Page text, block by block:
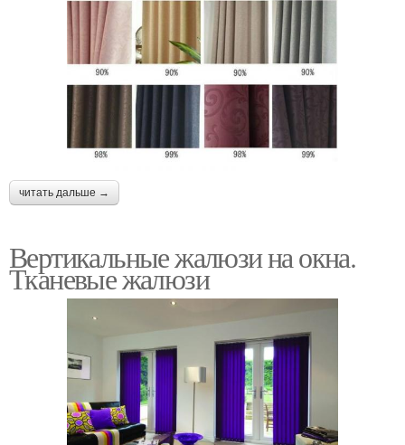
читать дальше →
Вертикальные жалюзи на окна.
Тканевые жалюзи